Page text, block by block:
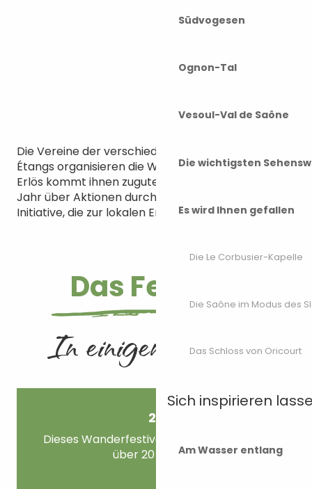
Südvogesen
Ognon-Tal
Vesoul-Val de Saône
Die wichtigsten
Es wird Ihnen gefallen
Die Le Corbusier-Kapelle
Die Saône im Modus des
Das Schloss von Oricourt
Sich inspirieren
Am Wasser entlang
Die Vereine der verschiedenen Dörfer in den 1000
Étangs organisieren die Wanderungen, und der
Erlös kommt ihnen zugute, sodass sie das ganze
Jahr über Aktionen durchführen können. Eine
Initiative, die zur lokalen Entwicklung beiträgt!
Das Festival
In einigen Zahlen
20
Dieses Wanderfestival gibt es bereits seit
über 20 Jahren!